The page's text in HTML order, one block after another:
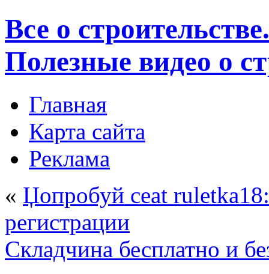
Все о
Полезные видео о
Главная
Карта сайта
Реклама
« Џопробуй ceat
регистрации
Складчина бесплатно и